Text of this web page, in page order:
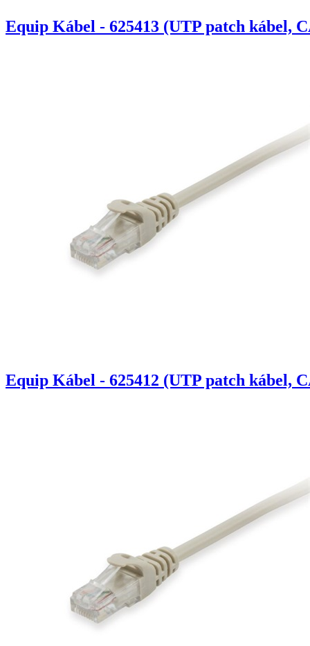
Equip Kábel - 625413 (UTP patch kábel,
Equip Kábel - 625412 (UTP patch kábel,